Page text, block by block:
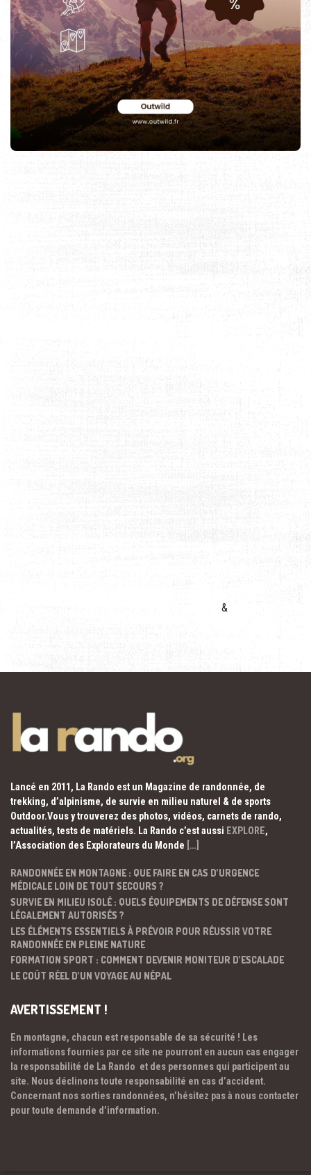
&
Lancé en 2011, La Rando est un Magazine de randonnée, de
trekking, d’alpinisme, de survie en milieu naturel & de sports
Outdoor.Vous y trouverez des photos, vidéos, carnets de rando,
actualités, tests de matériels. La Rando c’est aussi EXPLORE,
l’Association des Explorateurs du Monde […]
RANDONNÉE EN MONTAGNE : QUE FAIRE EN CAS D’URGENCE
MÉDICALE LOIN DE TOUT SECOURS ?
SURVIE EN MILIEU ISOLÉ : QUELS ÉQUIPEMENTS DE DÉFENSE SONT
LÉGALEMENT AUTORISÉS ?
LES ÉLÉMENTS ESSENTIELS À PRÉVOIR POUR RÉUSSIR VOTRE
RANDONNÉE EN PLEINE NATURE
FORMATION SPORT : COMMENT DEVENIR MONITEUR D’ESCALADE
LE COÛT RÉEL D’UN VOYAGE AU NÉPAL
AVERTISSEMENT !
En montagne, chacun est responsable de sa sécurité ! Les
informations fournies par ce site ne pourront en aucun cas engager
la responsabilité de La Rando et des personnes qui participent au
site. Nous déclinons toute responsabilité en cas d’accident.
Concernant nos sorties randonnées, n’hésitez pas à nous contacter
pour toute demande d’information.